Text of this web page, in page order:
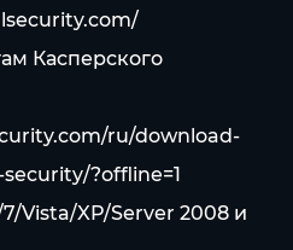
Касперского
ru/download-
?offline=1
Vista/XP/Server 2008 и